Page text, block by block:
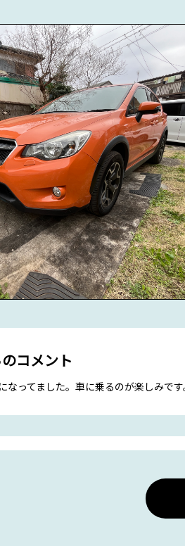
コメント
ってました。車に乗るのが楽しみです